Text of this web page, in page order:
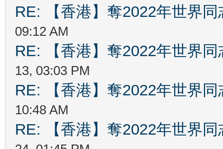
RE: 【香港】奪2022年世界
09:12 AM
RE: 【香港】奪2022年世界
13, 03:03 PM
RE: 【香港】奪2022年世界
10:48 AM
RE: 【香港】奪2022年世界